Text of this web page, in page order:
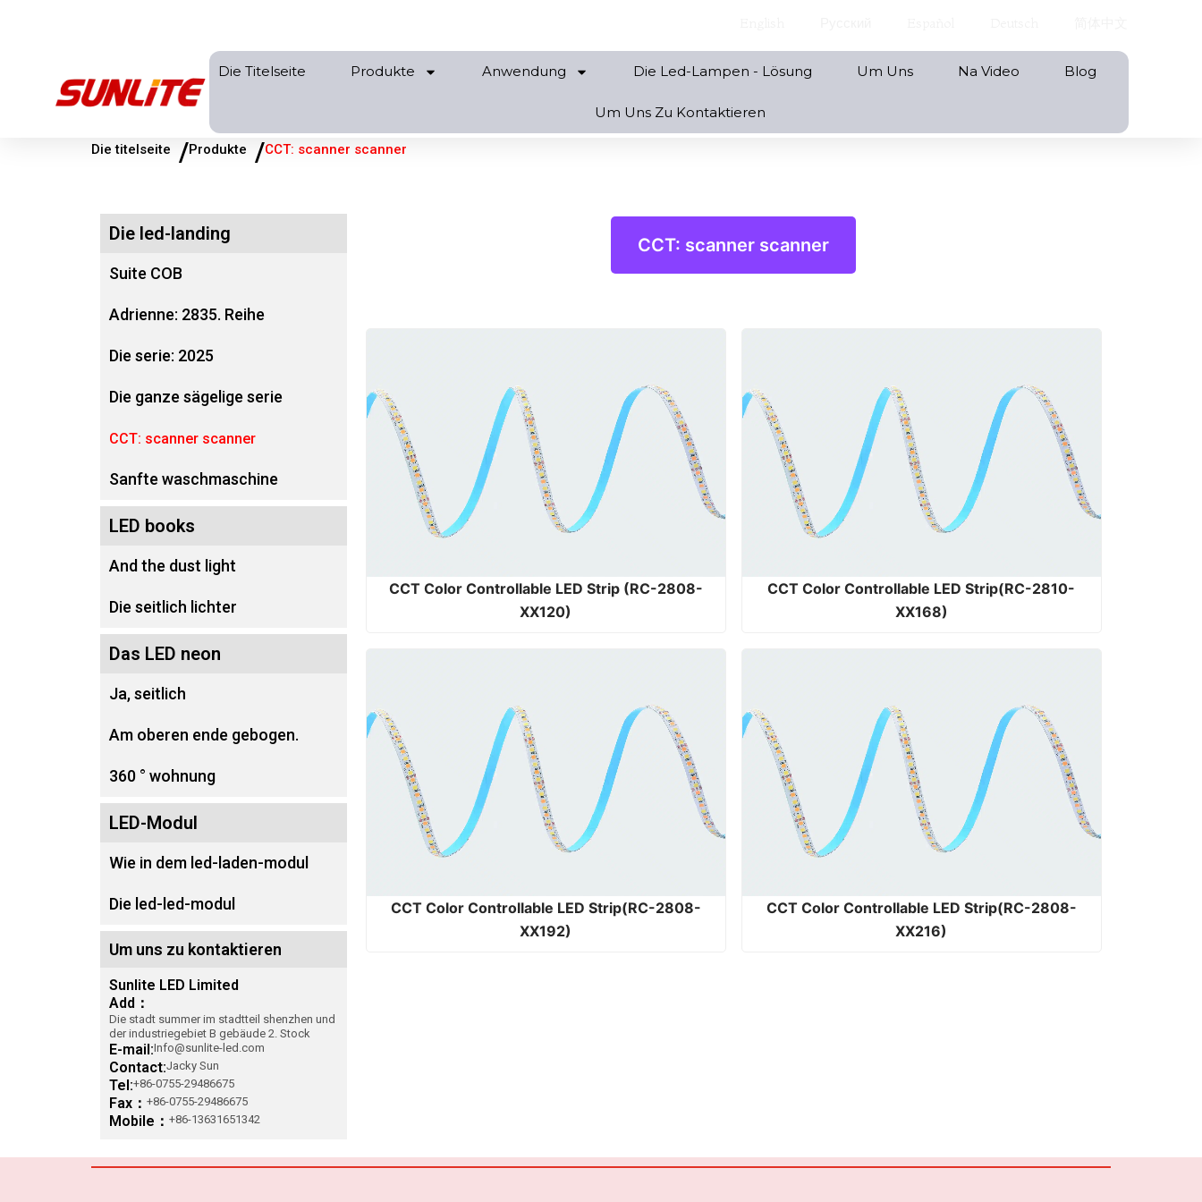
Die Titelseite Produkte Anwendung Die Led-Lampen - Lösung Um Uns Na Video Blog
Um Uns Zu Kontaktieren
Die titelseite /Produkte /CCT: scanner scanner
Die led-landing
Suite COB
Adrienne: 2835. Reihe
Die serie: 2025
Die ganze sägelige serie
CCT: scanner scanner
Sanfte waschmaschine
LED books
And the dust light
Die seitlich lichter
Das LED neon
Ja, seitlich
Am oberen ende gebogen.
360 ° wohnung
LED-Modul
Wie in dem led-laden-modul
Die led-led-modul
Um uns zu kontaktieren
Sunlite LED Limited
Add：
Die stadt summer im stadtteil shenzhen und
der industriegebiet B gebäude 2. Stock
E-mail:Info@sunlite-led.com
Contact:Jacky Sun
Tel:+86-0755-29486675
Fax： +86-0755-29486675
Mobile： +86-13631651342
CCT: scanner scanner
CCT Color Controllable LED Strip (RC-2808-
XX120)
CCT Color Controllable LED Strip(RC-2810-
XX168)
CCT Color Controllable LED Strip(RC-2808-
XX192)
CCT Color Controllable LED Strip(RC-2808-
XX216)